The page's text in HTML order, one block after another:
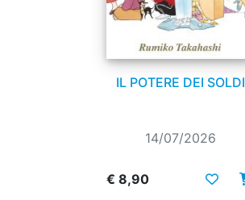
IL POTERE DEI SOLDI
14/07/2026
€ 8,90